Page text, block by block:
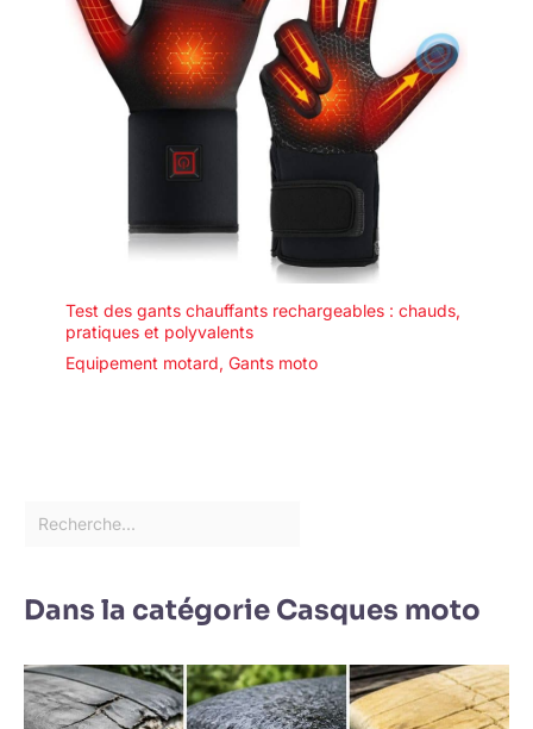
Test des gants chauffants rechargeables : chauds,
pratiques et polyvalents
Equipement motard, Gants moto
Dans la catégorie Casques moto